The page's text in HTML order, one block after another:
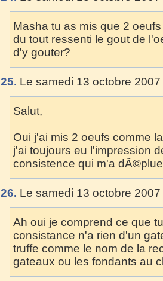
Masha tu as mis que 2
du tout ressenti le gout de
d'y gouter?
25. Le samedi 13 octobre
Salut,
Oui j'ai mis 2 oeufs comme
j'ai toujours eu l'impression
consistence qui m'a
26. Le samedi 13 octobre
Ah oui je comprend ce que
consistance n'a rien d'un
truffe comme le nom de la
gateaux ou les fondants au